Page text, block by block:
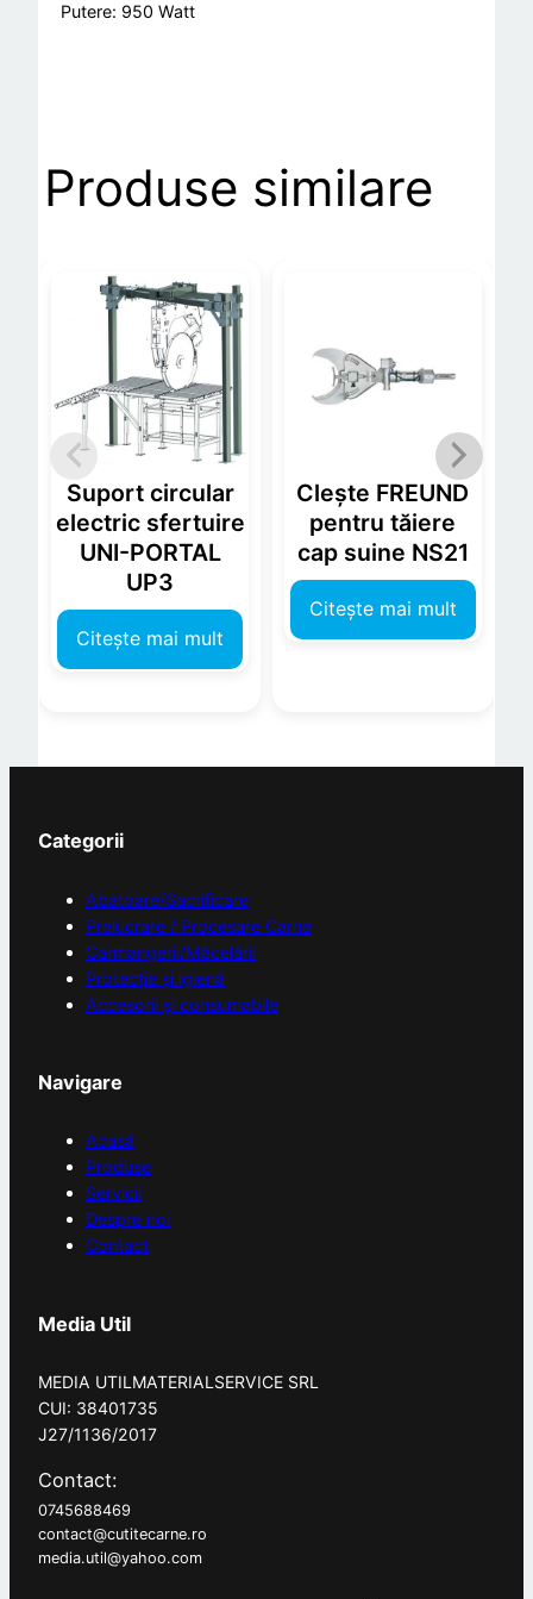
Putere: 950 Watt
Produse similare
Suport circular
electric sfertuire
UNI-PORTAL
UP3
Citește mai mult
Clește FREUND
pentru tăiere
cap suine NS21
Citește mai mult
Categorii
Abatoare/Sacrificare
Prelucrare / Procesare Carne
Carmangerii/Măcelării
Protecție și igienă
Accesorii și consumabile
Navigare
Acasă
Produse
Servicii
Despre noi
Contact
Media Util
MEDIA UTILMATERIALSERVICE SRL
CUI: 38401735
J27/1136/2017
Contact:
0745688469
contact@cutitecarne.ro
media.util@yahoo.com